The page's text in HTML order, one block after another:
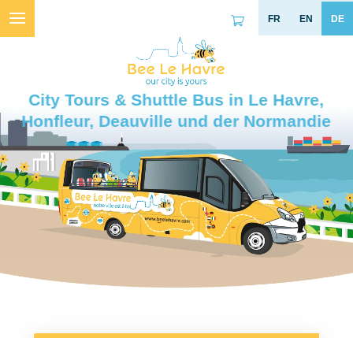
City Tours & Shuttle Bus in Le Havre,
Honfleur, Deauville und der Normandie